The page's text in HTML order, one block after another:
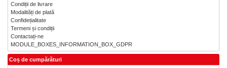
Condiții de livrare
Modalități de plată
Confidețialitate
Termeni și condiții
Contactați-ne
MODULE_BOXES_INFORMATION_BOX_GDPR
Coș de cumpărături